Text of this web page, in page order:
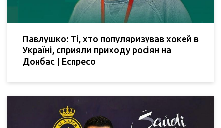
Павлушко: Ті, хто популяризував хокей в
Україні, сприяли приходу росіян на
Донбас | Еспресо